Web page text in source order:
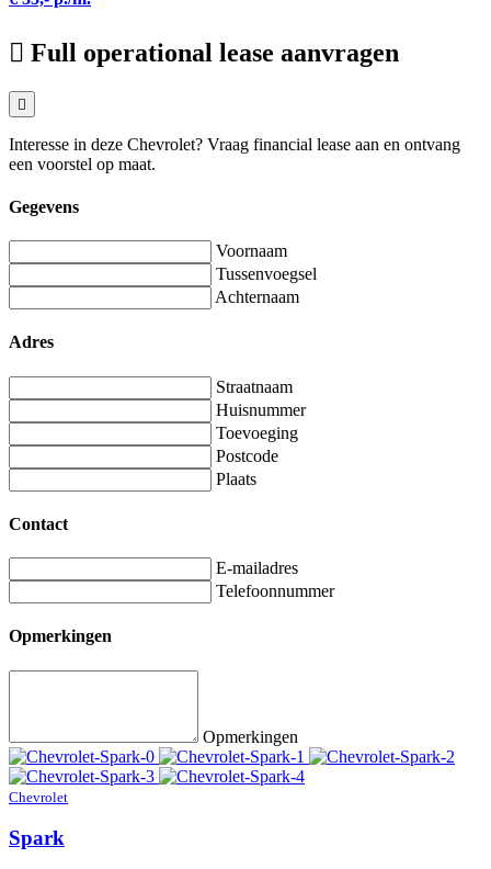
Full operational lease aanvragen
Interesse in deze Chevrolet? Vraag financial lease aan en ontvang
een voorstel op maat.
Gegevens
Voornaam
Tussenvoegsel
Achternaam
Adres
Straatnaam
Huisnummer
Toevoeging
Postcode
Plaats
Contact
E-mailadres
Telefoonnummer
Opmerkingen
Opmerkingen
Chevrolet
Spark